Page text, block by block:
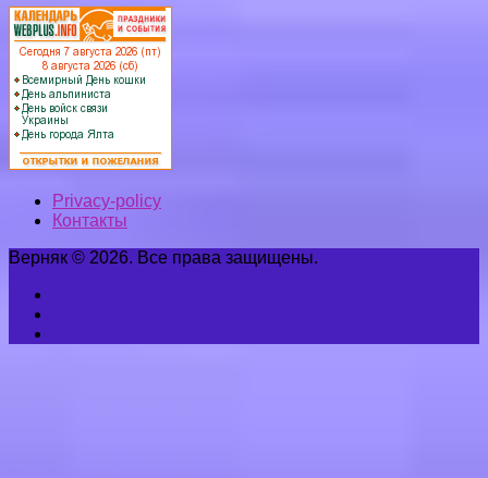
Privacy-policy
Контакты
Верняк © 2026. Все права защищены.